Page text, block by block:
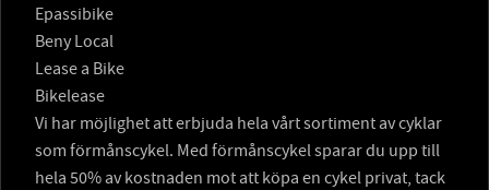
Epassibike
Beny Local
Lease a Bike
Bikelease
Vi har möjlighet att erbjuda hela vårt sortiment av cyklar
som förmånscykel. Med förmånscykel sparar du upp till
hela 50% av kostnaden mot att köpa en cykel privat, tack